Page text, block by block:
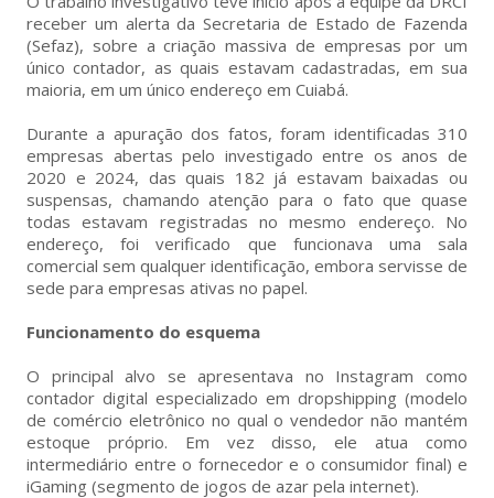
receber um alerta da Secretaria de Estado de Fazenda
(Sefaz), sobre a criação massiva de empresas por um
único contador, as quais estavam cadastradas, em sua
maioria, em um único endereço em Cuiabá.
Durante a apuração dos fatos, foram identificadas 310
empresas abertas pelo investigado entre os anos de
2020 e 2024, das quais 182 já estavam baixadas ou
suspensas, chamando atenção para o fato que quase
todas estavam registradas no mesmo endereço. No
endereço, foi verificado que funcionava uma sala
comercial sem qualquer identificação, embora servisse de
sede para empresas ativas no papel.
Funcionamento do esquema
O principal alvo se apresentava no Instagram como
contador digital especializado em dropshipping (modelo
de comércio eletrônico no qual o vendedor não mantém
estoque próprio. Em vez disso, ele atua como
intermediário entre o fornecedor e o consumidor final) e
iGaming (segmento de jogos de azar pela internet).